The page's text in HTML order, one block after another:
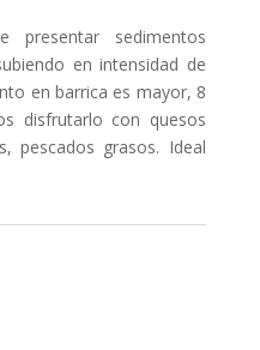
presentar sedimentos
en intensidad de
en barrica es mayor, 8
disfrutarlo con quesos
pescados grasos. Ideal